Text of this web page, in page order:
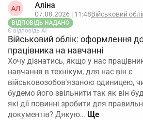
АЛ Аліна
07.08.2026 | 11:48Військовий
ВІДПОВІДЬ НАДАНО
Є відповідь АІ
Військовий облік: оформлення
працівника на навчанні
Хочу дізнатись, якщо у нас
навчання в технікум, для нас він є
військовозобов'язаною одиницею,
будемо його звільнити так як він
які дії повинні зробити для
документів? Дякую…